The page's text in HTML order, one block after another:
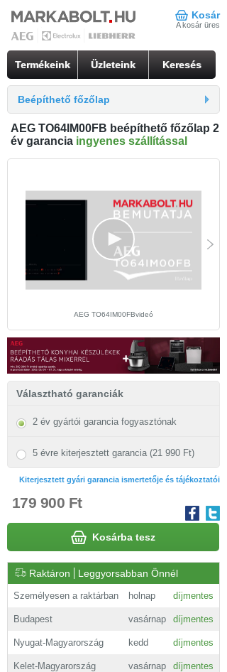
Kosár
A kosár üres
Termékeink Üzleteink Keresés
Beépíthető főzőlap
AEG TO64IM00FB beépíthető főzőlap 2
év garancia ingyenes szállítással
AEG TO64IM00FBvideó
Választható garanciák
2 év gyártói garancia fogyasztónak
5 évre kiterjesztett garancia (21 990 Ft)
Kiterjesztett gyári garancia ismertetője és tájékoztatói
179 900 Ft
Kosárba tesz
Raktáron Leggyorsabban Önnél
Személyesen a raktárban holnap díjmentes
Budapest vasárnap díjmentes
Nyugat-Magyarország kedd díjmentes
Kelet-Magyarország vasárnap díjmentes